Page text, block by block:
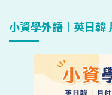
小資學外語｜英日韓